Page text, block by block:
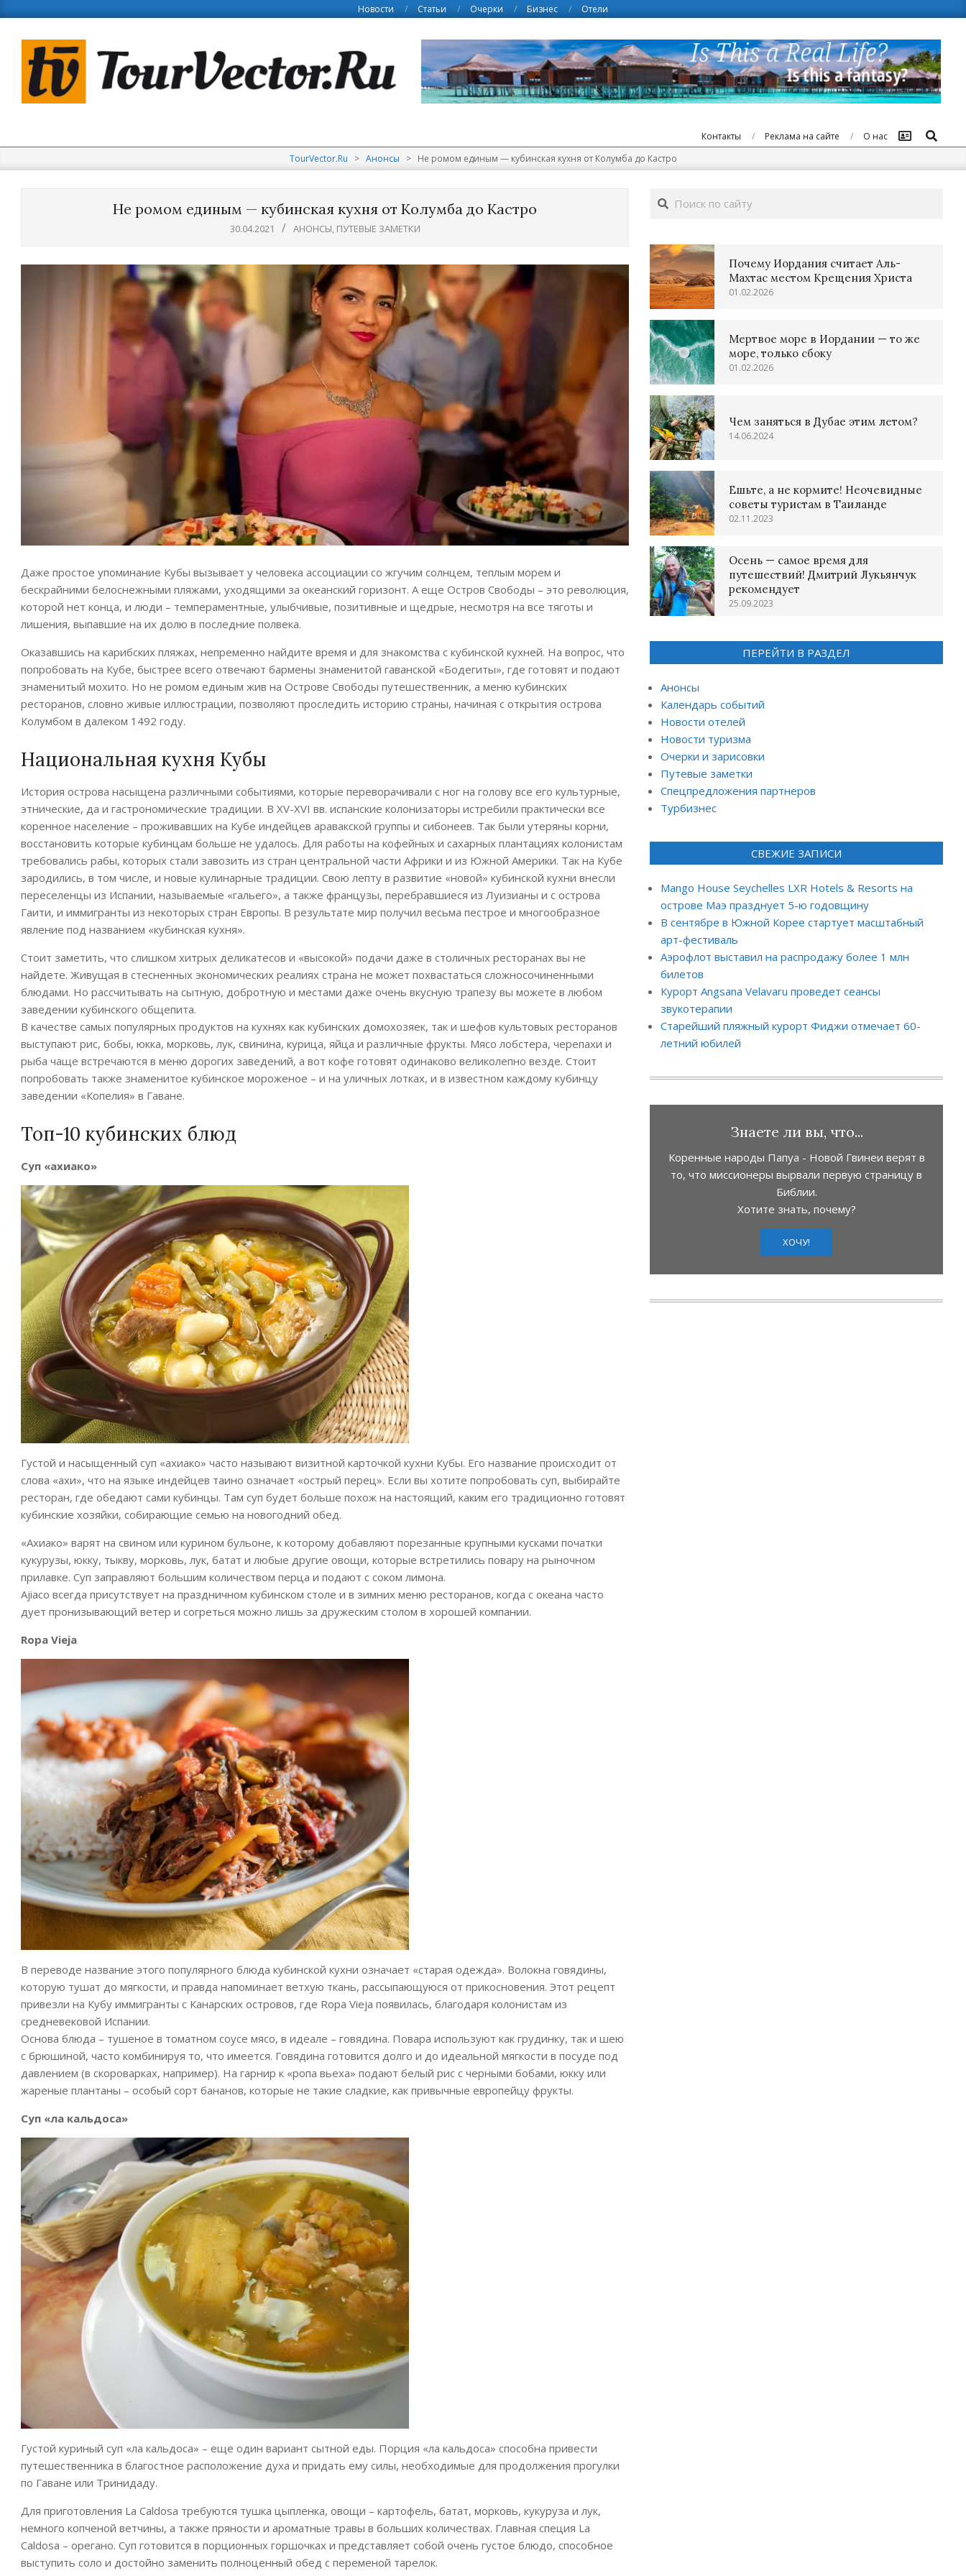
content
Новости Статьи Очерки Бизнес Отели
Контакты Реклама на сайте О нас Поиск
TourVector.Ru > Анонсы > Не ромом единым — кубинская кухня от Колумба до Кастро
Не ромом единым — кубинская кухня от Колумба до Кастро
30.04.2021 АНОНСЫ, ПУТЕВЫЕ ЗАМЕТКИ
Даже простое упоминание Кубы вызывает у человека ассоциации со жгучим солнцем, теплым морем и
бескрайними белоснежными пляжами, уходящими за океанский горизонт. А еще Остров Свободы – это революция,
которой нет конца, и люди – темпераментные, улыбчивые, позитивные и щедрые, несмотря на все тяготы и
лишения, выпавшие на их долю в последние полвека.
Оказавшись на карибских пляжах, непременно найдите время и для знакомства с кубинской кухней. На вопрос, что
попробовать на Кубе, быстрее всего отвечают бармены знаменитой гаванской «Бодегиты», где готовят и подают
знаменитый мохито. Но не ромом единым жив на Острове Свободы путешественник, а меню кубинских
ресторанов, словно живые иллюстрации, позволяют проследить историю страны, начиная с открытия острова
Колумбом в далеком 1492 году.
Национальная кухня Кубы
История острова насыщена различными событиями, которые переворачивали с ног на голову все его культурные,
этнические, да и гастрономические традиции. В XV-XVI вв. испанские колонизаторы истребили практически все
коренное население – проживавших на Кубе индейцев аравакской группы и сибонеев. Так были утеряны корни,
восстановить которые кубинцам больше не удалось. Для работы на кофейных и сахарных плантациях колонистам
требовались рабы, которых стали завозить из стран центральной части Африки и из Южной Америки. Так на Кубе
зародились, в том числе, и новые кулинарные традиции. Свою лепту в развитие «новой» кубинской кухни внесли
переселенцы из Испании, называемые «гальего», а также французы, перебравшиеся из Луизианы и с острова
Гаити, и иммигранты из некоторых стран Европы. В результате мир получил весьма пестрое и многообразное
явление под названием «кубинская кухня».
Стоит заметить, что слишком хитрых деликатесов и «высокой» подачи даже в столичных ресторанах вы не
найдете. Живущая в стесненных экономических реалиях страна не может похвастаться сложносочиненными
блюдами. Но рассчитывать на сытную, добротную и местами даже очень вкусную трапезу вы можете в любом
заведении кубинского общепита.
В качестве самых популярных продуктов на кухнях как кубинских домохозяек, так и шефов культовых ресторанов
выступают рис, бобы, юкка, морковь, лук, свинина, курица, яйца и различные фрукты. Мясо лобстера, черепахи и
рыба чаще встречаются в меню дорогих заведений, а вот кофе готовят одинаково великолепно везде. Стоит
попробовать также знаменитое кубинское мороженое – и на уличных лотках, и в известном каждому кубинцу
заведении «Копелия» в Гаване.
Топ-10 кубинских блюд
Суп «ахиако»
Густой и насыщенный суп «ахиако» часто называют визитной карточкой кухни Кубы. Его название происходит от
слова «ахи», что на языке индейцев таино означает «острый перец». Если вы хотите попробовать суп, выбирайте
ресторан, где обедают сами кубинцы. Там суп будет больше похож на настоящий, каким его традиционно готовят
кубинские хозяйки, собирающие семью на новогодний обед.
«Ахиако» варят на свином или курином бульоне, к которому добавляют порезанные крупными кусками початки
кукурузы, юкку, тыкву, морковь, лук, батат и любые другие овощи, которые встретились повару на рыночном
прилавке. Суп заправляют большим количеством перца и подают с соком лимона.
Ajiaco всегда присутствует на праздничном кубинском столе и в зимних меню ресторанов, когда с океана часто
дует пронизывающий ветер и согреться можно лишь за дружеским столом в хорошей компании.
Ropa Vieja
В переводе название этого популярного блюда кубинской кухни означает «старая одежда». Волокна говядины,
которую тушат до мягкости, и правда напоминает ветхую ткань, рассыпающуюся от прикосновения. Этот рецепт
привезли на Кубу иммигранты с Канарских островов, где Ropa Vieja появилась, благодаря колонистам из
средневековой Испании.
Основа блюда – тушеное в томатном соусе мясо, в идеале – говядина. Повара используют как грудинку, так и шею
с брюшиной, часто комбинируя то, что имеется. Говядина готовится долго и до идеальной мягкости в посуде под
давлением (в скороварках, например). На гарнир к «ропа вьеха» подают белый рис с черными бобами, юкку или
жареные плантаны – особый сорт бананов, которые не такие сладкие, как привычные европейцу фрукты.
Суп «ла кальдоса»
Густой куриный суп «ла кальдоса» – еще один вариант сытной еды. Порция «ла кальдоса» способна привести
путешественника в благостное расположение духа и придать ему силы, необходимые для продолжения прогулки
по Гаване или Тринидаду.
Для приготовления La Caldosa требуются тушка цыпленка, овощи – картофель, батат, морковь, кукуруза и лук,
немного копченой ветчины, а также пряности и ароматные травы в больших количествах. Главная специя La
Caldosa – орегано. Суп готовится в порционных горшочках и представляет собой очень густое блюдо, способное
выступить соло и достойно заменить полноценный обед с переменой тарелок.
Поиск
Почему Иордания считает Аль-
Махтас местом Крещения Христа
01.02.2026
Мертвое море в Иордании — то же
море, только сбоку
01.02.2026
Чем заняться в Дубае этим летом?
14.06.2024
Ешьте, а не кормите! Неочевидные
советы туристам в Таиланде
02.11.2023
Осень — самое время для
путешествий! Дмитрий Лукьянчук
рекомендует
25.09.2023
ПЕРЕЙТИ В РАЗДЕЛ
Анонсы
Календарь событий
Новости отелей
Новости туризма
Очерки и зарисовки
Путевые заметки
Спецпредложения партнеров
Турбизнес
СВЕЖИЕ ЗАПИСИ
Mango House Seychelles LXR Hotels & Resorts на
острове Маэ празднует 5-ю годовщину
В сентябре в Южной Корее стартует масштабный
арт-фестиваль
Аэрофлот выставил на распродажу более 1 млн
билетов
Курорт Angsana Velavaru проведет сеансы
звукотерапии
Старейший пляжный курорт Фиджи отмечает 60-
летний юбилей
Знаете ли вы, что...
Коренные народы Папуа - Новой Гвинеи верят в
то, что миссионеры вырвали первую страницу в
Библии.
Хотите знать, почему?
ХОЧУ!